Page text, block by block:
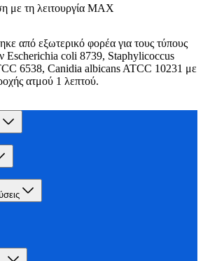
με τη λειτουργία MAX
από εξωτερικό φορέα για τους τύπους
Escherichia coli 8739, Staphylicoccus
6538, Canidia albicans ATCC 10231 με
ατμού 1 λεπτού.